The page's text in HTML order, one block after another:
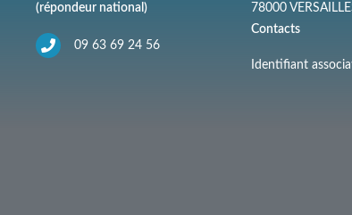
(répondeur national)
09 63 69 24 56
78000
Contacts
Identifiant